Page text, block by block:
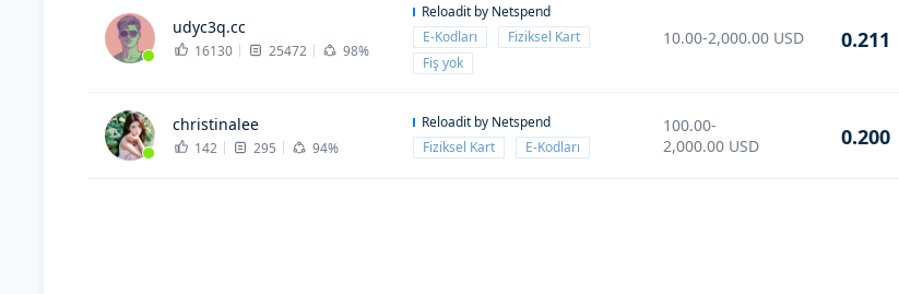
udyc3q.cc
16130 25472 98%
Reloadit by Netspend
E-Kodları
Fiziksel Kart
Fiş yok
10.00-2,000.00 USD 0.211
christinalee
142 295 94%
Reloadit by Netspend
Fiziksel Kart
E-Kodları
100.00-
2,000.00 USD 0.200